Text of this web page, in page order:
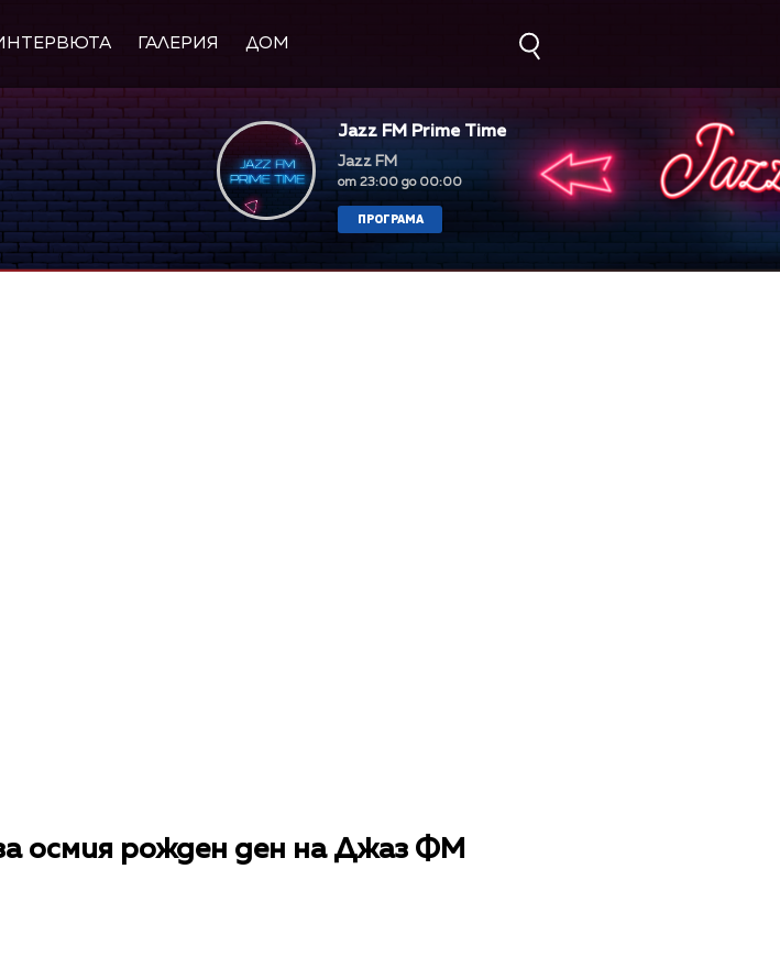
ГАЛЕРИЯ ДОМ
Jazz FM Prime Time
Jazz FM
от 23:00 до 00:00
ПРОГРАМА
осмия рожден ден на Джаз ФМ